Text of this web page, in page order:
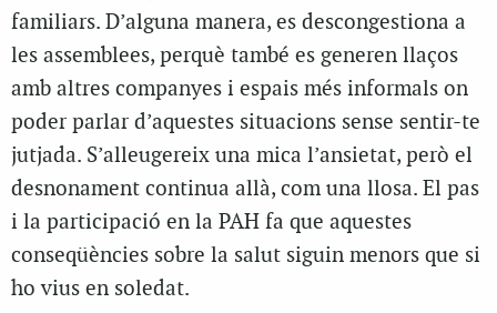
familiars. D’alguna manera, es descongestiona a
les assemblees, perquè també es generen llaços
amb altres companyes i espais més informals on
poder parlar d’aquestes situacions sense sentir-te
jutjada. S’alleugereix una mica l’ansietat, però el
desnonament continua allà, com una llosa. El pas
i la participació en la PAH fa que aquestes
conseqüències sobre la salut siguin menors que si
ho vius en soledat.